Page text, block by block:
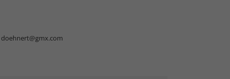
doehnert@gmx.com